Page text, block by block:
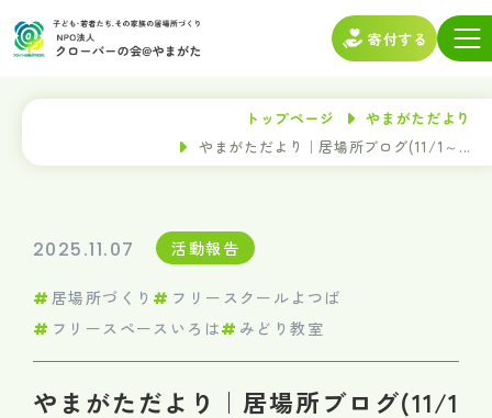
寄付する
トップページ
やまがただより
やまがただより｜居場所ブログ(11/1～...
2025.11.07 活動報告
居場所づくり
フリースクールよつば
フリースペースいろは
みどり教室
やまがただより｜居場所ブログ(11/1